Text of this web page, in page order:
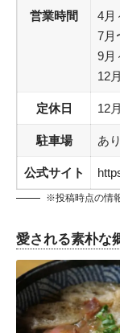
営業時間
4月
7月
9月
12
定休日 12
駐車場 あ
公式サイト
※投稿時点の情
愛される素朴な